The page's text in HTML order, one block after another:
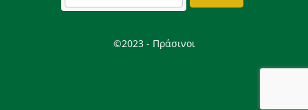
©2023 - Πράσινοι